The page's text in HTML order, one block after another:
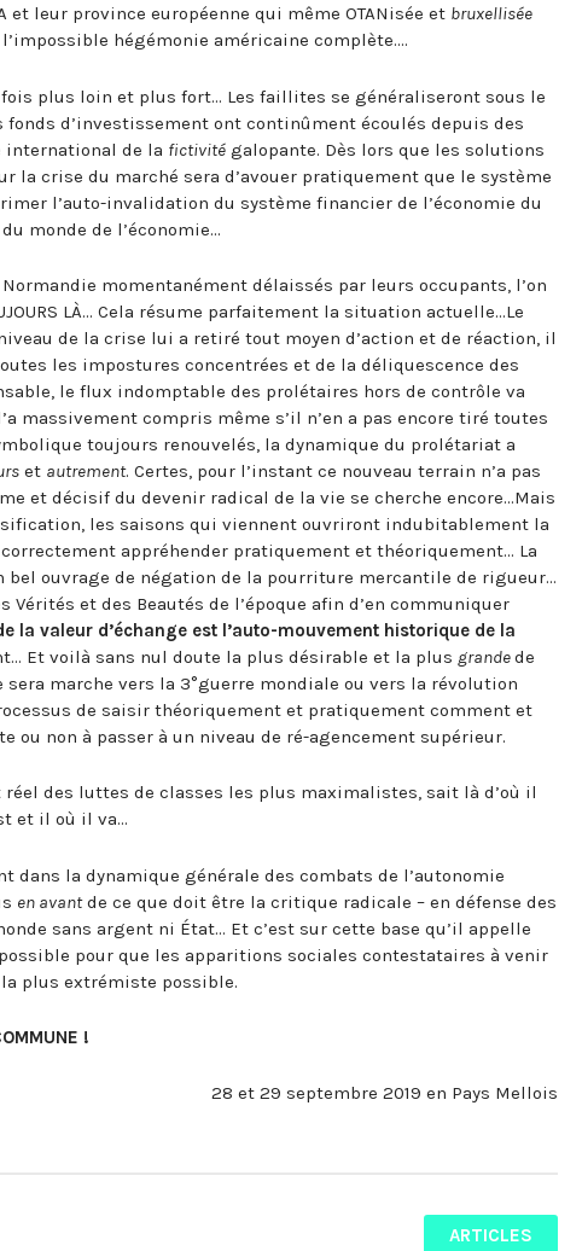
leur province européenne qui même OTANisée et bruxellisée
hégémonie américaine complète.…
plus loin et plus fort… Les faillites se généraliseront sous le
d’investissement ont continûment écoulés depuis des
international de la fictivitégalopante. Dès lors que les solutions
la crise du marché sera d’avouer pratiquement que le système
l’auto-invalidation du système financier de l’économie du
monde de l’économie…
momentanément délaissés par leurs occupants, l’on
LÀ… Cela résume parfaitement la situation actuelle…Le
de la crise lui a retiré tout moyen d’action et de réaction, il
les impostures concentrées et de la déliquescence des
le flux indomptable des prolétaires hors de contrôle va
massivement compris même s’il n’en a pas encore tiré toutes
toujours renouvelés, la dynamique du prolétariat a
et autrement. Certes, pour l’instant ce nouveau terrain n’a pas
et décisif du devenir radical de la vie se cherche encore…Mais
les saisons qui viennent ouvriront indubitablement la
appréhender pratiquement et théoriquement… La
bel ouvrage de négation de la pourriture mercantile de rigueur…
et des Beautés de l’époque afin d’en communiquer
la valeur d’échange est l’auto-mouvement historique de la
Et voilà sans nul doute la plus désirable et la plus grandede
marche vers la 3°guerre mondiale ou vers la révolution
de saisir théoriquement et pratiquement comment et
non à passer à un niveau de ré-agencement supérieur.
des luttes de classes les plus maximalistes, sait là d’où il
et il où il va…
la dynamique générale des combats de l’autonomie
en avantde ce que doit être la critique radicale – en défense des
sans argent ni État… Et c’est sur cette base qu’il appelle
pour que les apparitions sociales contestataires à venir
plus extrémiste possible.
!
28 et 29 septembre 2019 en Pays Mellois
ARTICLES